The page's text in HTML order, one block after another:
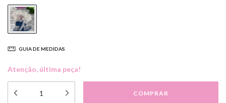
GUIA DE MEDIDAS
Atenção, última peça!